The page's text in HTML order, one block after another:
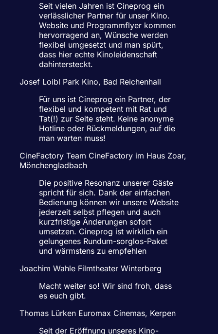
Seit vielen Jahren ist Cineprog ein
verlässlicher Partner für unser Kino.
Website und Programmflyer kommen
hervorragend an, Wünsche werden
flexibel umgesetzt und man spürt,
dass hier echte Kinoleidenschaft
dahintersteckt.
Josef Loibl Park Kino, Bad Reichenhall
Für uns ist Cineprog ein Partner, der
flexibel und kompetent mit Rat und
Tat(!) zur Seite steht. Keine anonyme
Hotline oder Rückmeldungen, auf die
man warten muss!
CineFactory Team CineFactory im Haus Zoar,
Mönchengladbach
Die positive Resonanz unserer Gäste
spricht für sich. Dank der einfachen
Bedienung können wir unsere Website
jederzeit selbst pflegen und auch
kurzfristige Änderungen sofort
umsetzen. Cineprog ist wirklich ein
gelungenes Rundum-sorglos-Paket
und wärmstens zu empfehlen
Joachim Wahle Filmtheater Winterberg
Macht weiter so! Wir sind froh, dass
es euch gibt.
Thomas Lürken Euromax Cinemas, Kerpen
Seit der Eröffnung unseres Kino-